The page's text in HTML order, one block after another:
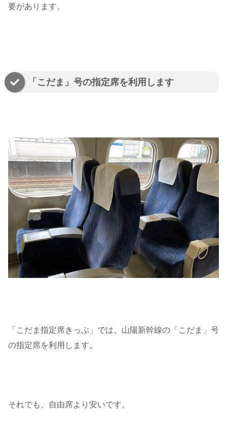
要があります。
「こだま」号の指定席を利用します
「こだま指定席きっぷ」では、山陽新幹線の「こだま」号
の指定席を利用します。
それでも、自由席より安いです。